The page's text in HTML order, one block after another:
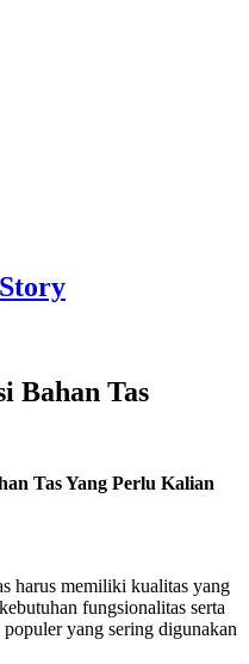
Bahan Tas
Tas Yang Perlu Kalian
harus memiliki kualitas yang
fungsionalitas serta
populer yang sering digunakan